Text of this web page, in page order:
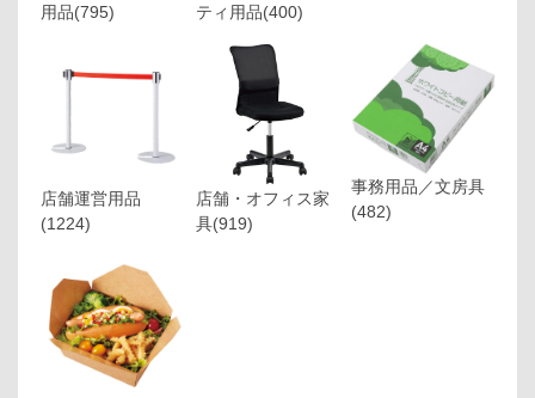
用品(795)
ティ用品(400)
店舗運営用品
(1224)
店舗・オフィス家
具(919)
事務用品／文房具
(482)